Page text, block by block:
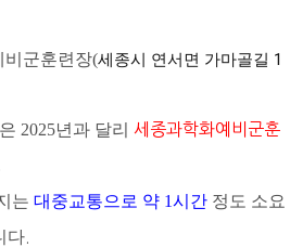
비군훈련장(세종시 연서면 가마골길 1
2025년과 달리 세종과학화예비군훈
는 대중교통으로 약 1시간 정도 소요
다